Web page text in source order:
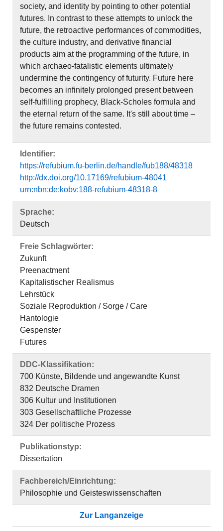
society, and identity by pointing to other potential
futures. In contrast to these attempts to unlock the
future, the retroactive performances of commodities,
the culture industry, and derivative financial
products aim at the programming of the future, in
which archaeo-fatalistic elements ultimately
undermine the contingency of futurity. Future here
becomes an infinitely prolonged present between
self-fulfilling prophecy, Black-Scholes formula and
the eternal return of the same. It's still about time –
the future remains contested.
Identifier:
https://refubium.fu-berlin.de/handle/fub188/48318
http://dx.doi.org/10.17169/refubium-48041
urn:nbn:de:kobv:188-refubium-48318-8
Sprache:
Deutsch
Freie Schlagwörter:
Zukunft
Preenactment
Kapitalistischer Realismus
Lehrstück
Soziale Reproduktion / Sorge / Care
Hantologie
Gespenster
Futures
DDC-Klassifikation:
700 Künste, Bildende und angewandte Kunst
832 Deutsche Dramen
306 Kultur und Institutionen
303 Gesellschaftliche Prozesse
324 Der politische Prozess
Publikationstyp:
Dissertation
Fachbereich/Einrichtung:
Philosophie und Geisteswissenschaften
Zur Langanzeige